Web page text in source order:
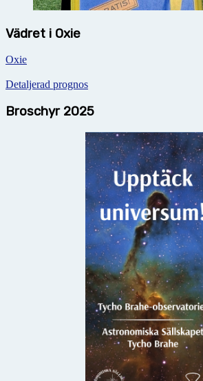
Vädret i Oxie
Oxie
Detaljerad prognos
Broschyr 2025